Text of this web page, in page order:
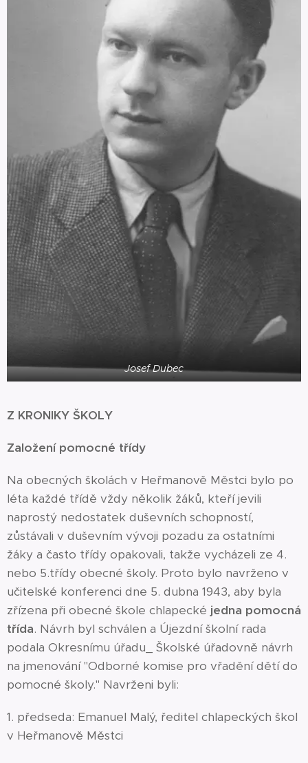
Josef Dubec
Z KRONIKY ŠKOLY
Založení pomocné třídy
Na obecných školách v Heřmanově Městci bylo po
léta každé třídě vždy několik žáků, kteří jevili
naprostý nedostatek duševních schopností,
zůstávali v duševním vývoji pozadu za ostatními
žáky a často třídy opakovali, takže vycházeli ze 4.
nebo 5.třídy obecné školy. Proto bylo navrženo v
učitelské konferenci dne 5. dubna 1943, aby byla
zřízena při obecné škole chlapecké jedna pomocná
třída. Návrh byl schválen a Újezdní školní rada
podala Okresnímu úřadu_ Školské úřadovně návrh
na jmenování "Odborné komise pro vřadění dětí do
pomocné školy." Navrženi byli:
1. předseda: Emanuel Malý, ředitel chlapeckých škol
v Heřmanově Městci